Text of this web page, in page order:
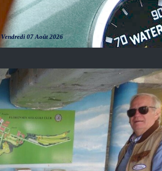
Vendredi 07 Août 2026 Vendredi 07
Août 2026